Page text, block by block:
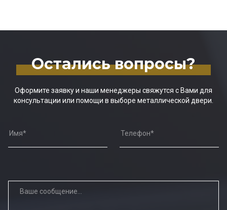
Остались вопросы?
Оформите заявку и наши менеджеры свяжутся с Вами для
консультации или помощи в выборе металлической двери.